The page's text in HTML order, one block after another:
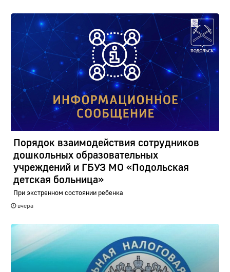
Порядок взаимодействия сотрудников
дошкольных образовательных
учреждений и ГБУЗ МО «Подольская
детская больница»
При экстренном состоянии ребенка
вчера